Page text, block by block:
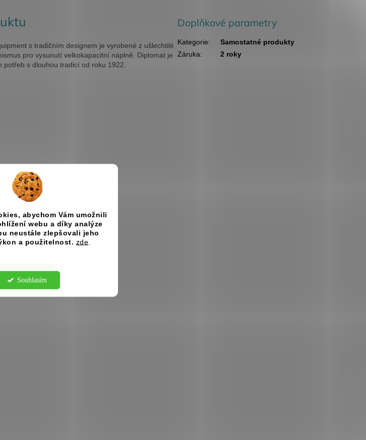
abychom Vám umožnili
webu a díky analýze
neustále zlepšovali jeho
a použitelnost. zde
Souhlasím
s tradičním designem je vyrobené z ušlechtilé
pro vysunutí velkokapacitní náplně. Diplomat je
s dlouhou tradicí od roku 1922.
Doplňkové parametry
Kategorie:
Samostatné produkty
Záruka: 2 roky